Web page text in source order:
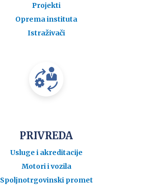
Projekti
Oprema instituta
Istraživači
PRIVREDA
Usluge i akreditacije
Motori i vozila
Spoljnotrgovinski promet